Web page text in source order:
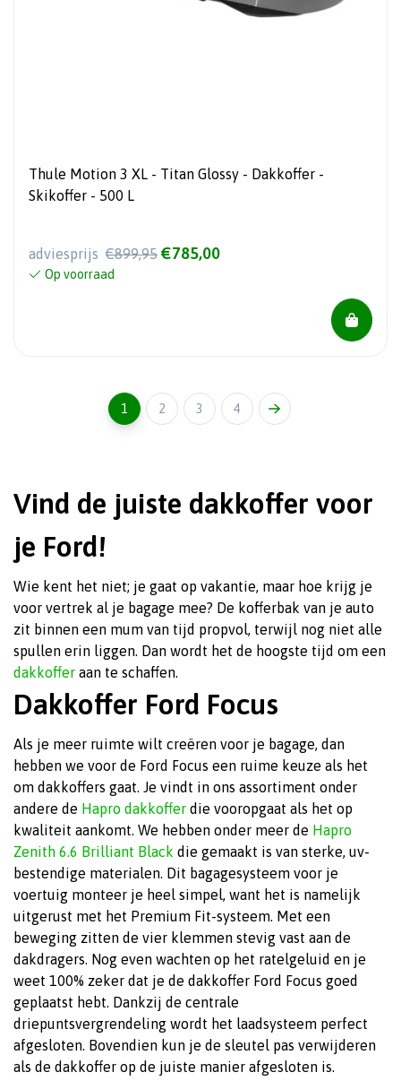
Thule Motion 3 XL - Titan Glossy - Dakkoffer -
Skikoffer - 500 L
adviesprijs €899,95 €785,00
Op voorraad
1 2 3 4
Vind de juiste dakkoffer voor
je Ford!
Wie kent het niet; je gaat op vakantie, maar hoe krijg je
voor vertrek al je bagage mee? De kofferbak van je auto
zit binnen een mum van tijd propvol, terwijl nog niet alle
spullen erin liggen. Dan wordt het de hoogste tijd om een
dakkoffer aan te schaffen.
Dakkoffer Ford Focus
Als je meer ruimte wilt creëren voor je bagage, dan
hebben we voor de Ford Focus een ruime keuze als het
om dakkoffers gaat. Je vindt in ons assortiment onder
andere de Hapro dakkoffer die vooropgaat als het op
kwaliteit aankomt. We hebben onder meer de Hapro
Zenith 6.6 Brilliant Black die gemaakt is van sterke, uv-
bestendige materialen. Dit bagagesysteem voor je
voertuig monteer je heel simpel, want het is namelijk
uitgerust met het Premium Fit-systeem. Met een
beweging zitten de vier klemmen stevig vast aan de
dakdragers. Nog even wachten op het ratelgeluid en je
weet 100% zeker dat je de dakkoffer Ford Focus goed
geplaatst hebt. Dankzij de centrale
driepuntsvergrendeling wordt het laadsysteem perfect
afgesloten. Bovendien kun je de sleutel pas verwijderen
als de dakkoffer op de juiste manier afgesloten is.